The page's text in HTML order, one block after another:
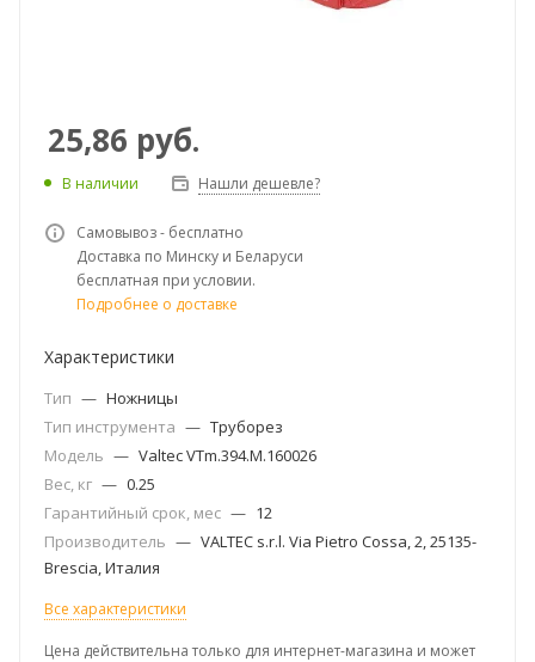
25,86 руб.
В наличии Нашли дешевле?
Самовывоз - бесплатно
Доставка по Минску и Беларуси
бесплатная при условии.
Подробнее о доставке
Характеристики
Тип — Ножницы
Тип инструмента — Труборез
Модель — Valtec VTm.394.M.160026
Вес, кг — 0.25
Гарантийный срок, мес — 12
Производитель — VALTEC s.r.l. Via Pietro Cossa, 2, 25135-
Brescia, Италия
Все характеристики
Цена действительна только для интернет-магазина и может